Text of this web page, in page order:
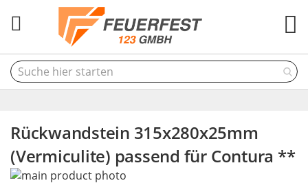
Rückwandstein 315x280x25mm
(Vermiculite) passend für Contura **
Skip